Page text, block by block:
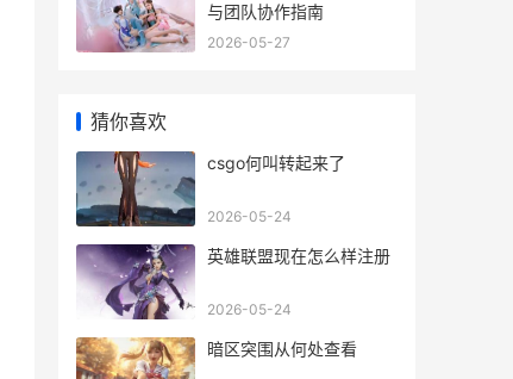
与团队协作指南
2026-05-27
猜你喜欢
csgo何叫转起来了
2026-05-24
英雄联盟现在怎么样注册
2026-05-24
暗区突围从何处查看